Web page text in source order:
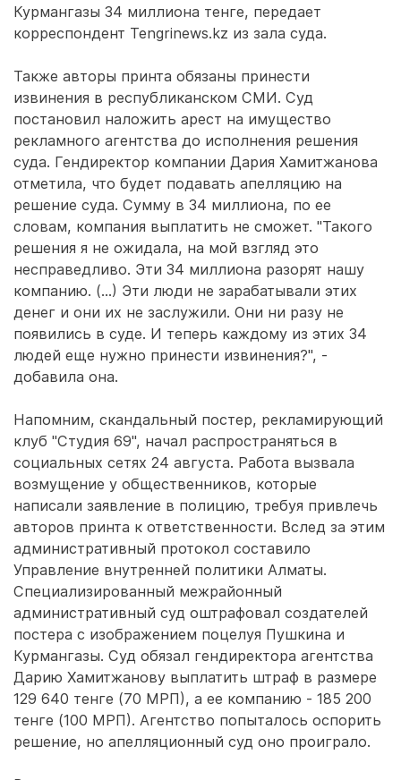
Курмангазы 34 миллиона тенге, передает
корреспондент Tengrinews.kz из зала суда.
Также авторы принта обязаны принести
извинения в республиканском СМИ. Суд
постановил наложить арест на имущество
рекламного агентства до исполнения решения
суда. Гендиректор компании Дария Хамитжанова
отметила, что будет подавать апелляцию на
решение суда. Сумму в 34 миллиона, по ее
словам, компания выплатить не сможет. "Такого
решения я не ожидала, на мой взгляд это
несправедливо. Эти 34 миллиона разорят нашу
компанию. (...) Эти люди не зарабатывали этих
денег и они их не заслужили. Они ни разу не
появились в суде. И теперь каждому из этих 34
людей еще нужно принести извинения?", -
добавила она.
Напомним, скандальный постер, рекламирующий
клуб "Студия 69", начал распространяться в
социальных сетях 24 августа. Работа вызвала
возмущение у общественников, которые
написали заявление в полицию, требуя привлечь
авторов принта к ответственности. Вслед за этим
административный протокол составило
Управление внутренней политики Алматы.
Специализированный межрайонный
административный суд оштрафовал создателей
постера с изображением поцелуя Пушкина и
Курмангазы. Суд обязал гендиректора агентства
Дарию Хамитжанову выплатить штраф в размере
129 640 тенге (70 МРП), а ее компанию - 185 200
тенге (100 МРП). Агентство попыталось оспорить
решение, но апелляционный суд оно проиграло.